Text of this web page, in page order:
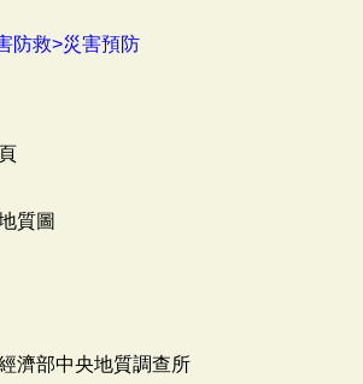
防救>災害預防
質圖
濟部中央地質調查所